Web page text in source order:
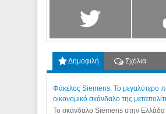
Δημοφιλή Σχόλια
Φάκελος Siemens: Το μεγαλύτερο
οικονομικό σκάνδαλο της
Το σκάνδαλο Siemens στην Ελλάδα